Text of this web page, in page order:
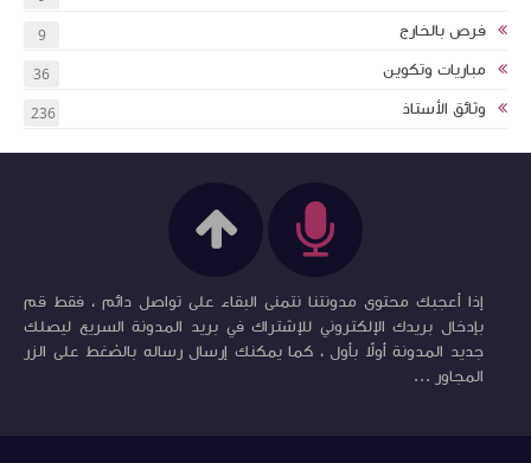
فرص بالخارج 9
مباريات وتكوين 36
وثائق الأستاذ 236
إذا أعجبك محتوى مدونتنا نتمنى البقاء على تواصل دائم ، فقط قم
بإدخال بريدك الإلكتروني للإشتراك في بريد المدونة السريع ليصلك
جديد المدونة أولاً بأول ، كما يمكنك إرسال رساله بالضغط على الزر
المجاور ...